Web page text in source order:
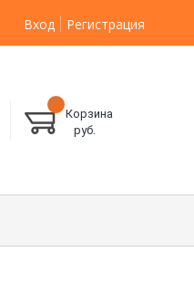
Вход Регистрация
Корзина
руб.